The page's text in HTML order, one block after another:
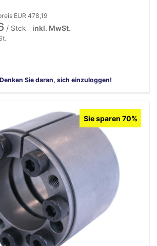
EUR 478,19
/ Stck inkl. MwSt.
Sie daran, sich einzuloggen!
Sie sparen 70%